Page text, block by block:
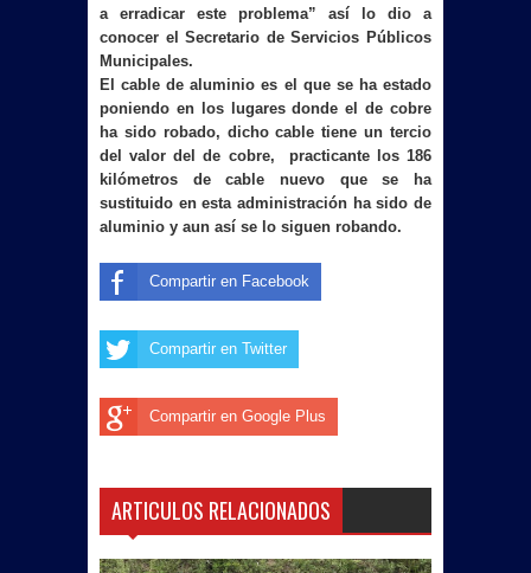
a erradicar este problema” así lo dio a
conocer el Secretario de Servicios Públicos
Municipales.
El cable de aluminio es el que se ha estado
poniendo en los lugares donde el de cobre
ha sido robado, dicho cable tiene un tercio
del valor del de cobre, practicante los 186
kilómetros de cable nuevo que se ha
sustituido en esta administración ha sido de
aluminio y aun así se lo siguen robando.
Compartir en Facebook
Compartir en Twitter
Compartir en Google Plus
ARTICULOS RELACIONADOS